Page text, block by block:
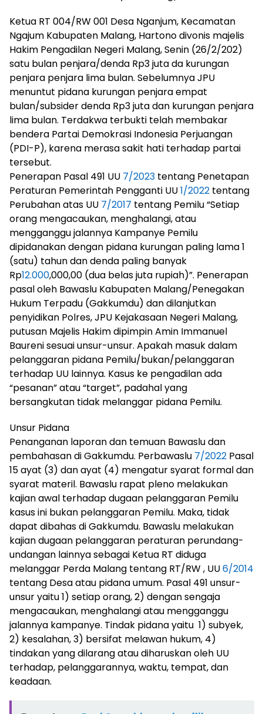
Ketua RT 004/RW 001 Desa Nganjum, Kecamatan
Ngajum Kabupaten Malang, Hartono divonis majelis
Hakim Pengadilan Negeri Malang, Senin (26/2/202)
satu bulan penjara/denda Rp3 juta da kurungan
penjara penjara lima bulan. Sebelumnya JPU
menuntut pidana kurungan penjara empat
bulan/subsider denda Rp3 juta dan kurungan penjara
lima bulan. Terdakwa terbukti telah membakar
bendera Partai Demokrasi Indonesia Perjuangan
(PDI-P), karena merasa sakit hati terhadap partai
tersebut.
Penerapan Pasal 491 UU 7/2023 tentang Penetapan
Peraturan Pemerintah Pengganti UU1/2022 tentang
Perubahan atas UU 7/2017 tentang Pemilu “Setiap
orang mengacaukan, menghalangi, atau
mengganggu jalannya Kampanye Pemilu
dipidanakan dengan pidana kurungan paling lama 1
(satu) tahun dan denda paling banyak
Rp12.000,000,00 (dua belas juta rupiah)”. Penerapan
pasal oleh Bawaslu Kabupaten Malang/Penegakan
Hukum Terpadu (Gakkumdu) dan dilanjutkan
penyidikan Polres, JPU Kejakasaan Negeri Malang,
putusan Majelis Hakim dipimpin Amin Immanuel
Baureni sesuai unsur-unsur. Apakah masuk dalam
pelanggaran pidana Pemilu/bukan/pelanggaran
terhadap UU lainnya. Kasus ke pengadilan ada
“pesanan” atau “target”, padahal yang
bersangkutan tidak melanggar pidana Pemilu.
Unsur Pidana
Penanganan laporan dan temuan Bawaslu dan
pembahasan di Gakkumdu. Perbawaslu 7/2022 Pasal
15 ayat (3) dan ayat (4) mengatur syarat formal dan
syarat materil. Bawaslu rapat pleno melakukan
kajian awal terhadap dugaan pelanggaran Pemilu
kasus ini bukan pelanggaran Pemilu. Maka, tidak
dapat dibahas di Gakkumdu. Bawaslu melakukan
kajian dugaan pelanggaran peraturan perundang-
undangan lainnya sebagai Ketua RT diduga
melanggar Perda Malang tentang RT/RW , UU6/2014
tentang Desa atau pidana umum. Pasal 491 unsur-
unsur yaitu 1) setiap orang, 2) dengan sengaja
mengacaukan, menghalangi atau mengganggu
jalannya kampanye. Tindak pidana yaitu 1) subyek,
2) kesalahan, 3) bersifat melawan hukum, 4)
tindakan yang dilarang atau diharuskan oleh UU
terhadap, pelanggarannya, waktu, tempat, dan
keadaan.